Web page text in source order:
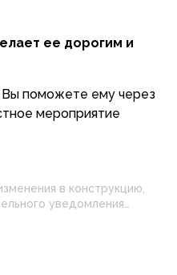
поможете ему через
мероприятие
в конструкцию,